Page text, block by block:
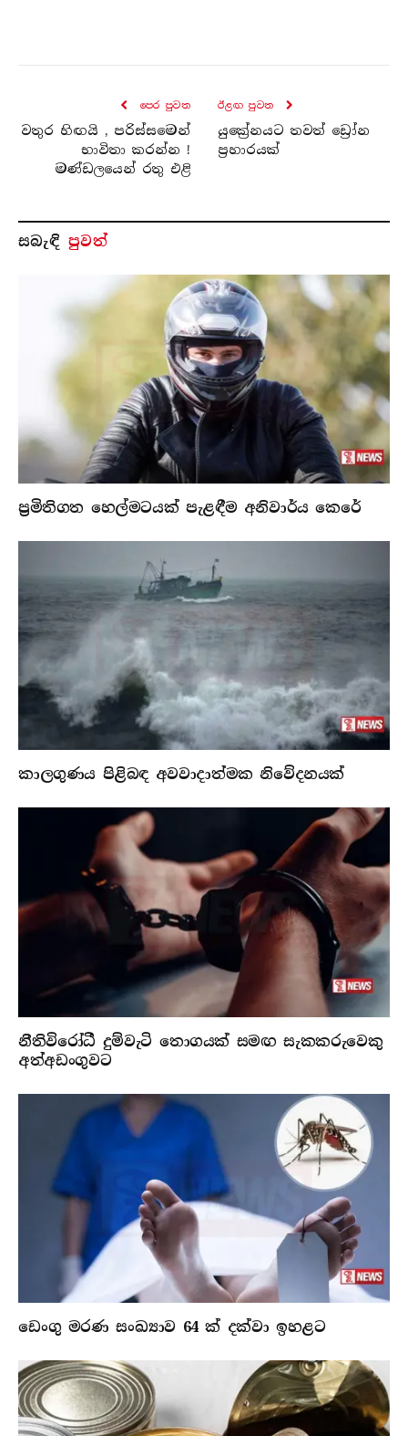
පෙර පුව​ත
වතුර හිඟයි , පරිස්සමෙන්
භාවිතා කරන්න !
මණ්ඩලයෙන් රතු එළි
ඊළඟ පුව​ත
යුක්‍රේනයට තවත් ඩ්‍රෝන
ප්‍රහාරයක්
සබැ​ඳි පුවත්
ප්‍රමිතිගත හෙල්මටයක් පැළඳීම අනිවාර්ය කෙරේ
කාලගුණය පිළිබඳ අවවාදාත්මක නිවේදනයක්
නීතිවිරෝධී දුම්වැටි තොගයක් සමඟ සැකකරුවෙකු
අත්අඩංගුවට
ඩෙංගු මරණ සංඛ්‍යාව 64 ක් දක්වා ඉහළට